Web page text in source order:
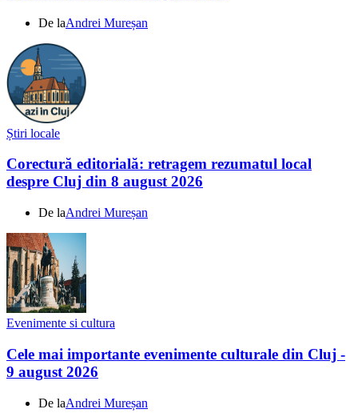
De laAndrei Mureșan
Știri locale
Corectură editorială: retragem rezumatul local
despre Cluj din 8 august 2026
De laAndrei Mureșan
Evenimente si cultura
Cele mai importante evenimente culturale din Cluj -
9 august 2026
De laAndrei Mureșan